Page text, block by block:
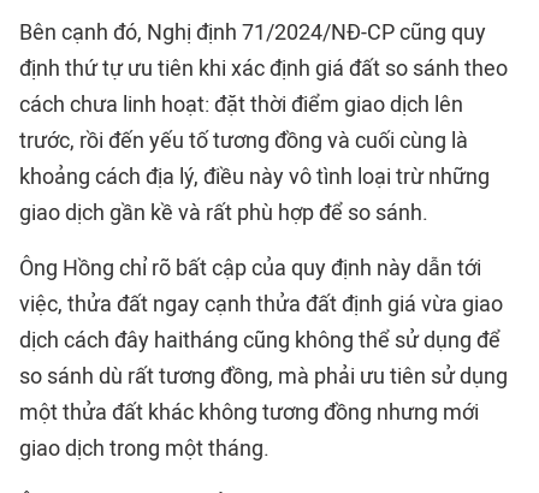
Bên cạnh đó, Nghị định 71/2024/NĐ-CP cũng quy
định thứ tự ưu tiên khi xác định giá đất so sánh theo
cách chưa linh hoạt: đặt thời điểm giao dịch lên
trước, rồi đến yếu tố tương đồng và cuối cùng là
khoảng cách địa lý, điều này vô tình loại trừ những
giao dịch gần kề và rất phù hợp để so sánh.
Ông Hồng chỉ rõ bất cập của quy định này dẫn tới
việc, thửa đất ngay cạnh thửa đất định giá vừa giao
dịch cách đây haitháng cũng không thể sử dụng để
so sánh dù rất tương đồng, mà phải ưu tiên sử dụng
một thửa đất khác không tương đồng nhưng mới
giao dịch trong một tháng.